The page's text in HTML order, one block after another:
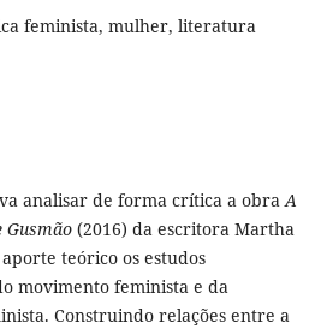
feminista, mulher, literatura
analisar de forma crítica a obraA
(2016) da escritora Martha
teórico os estudos
movimento feminista e da
Construindo relações entre a